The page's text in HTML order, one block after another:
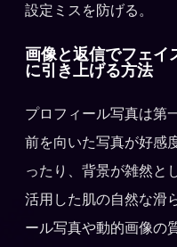
設定ミスを防げる。
画像と返信でフェイ
に引き上げる方法
プロフィール写真は第
前を向いた写真が好感
ったり、背景が雑然と
活用した肌の自然な滑
ール写真や動的画像の